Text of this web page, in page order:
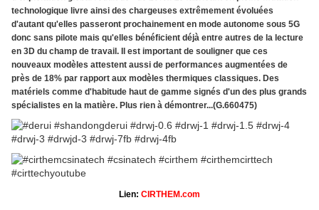
technologique livre ainsi des chargeuses extrêmement évoluées
d'autant qu'elles passeront prochainement en mode autonome sous 5G
donc sans pilote mais qu'elles bénéficient déjà entre autres de la lecture
en 3D du champ de travail. Il est important de souligner que ces
nouveaux modèles attestent aussi de performances augmentées de
près de 18% par rapport aux modèles thermiques classiques. Des
matériels comme d'habitude haut de gamme signés d'un des plus grands
spécialistes en la matière. Plus rien à démontrer...(G.660475)
Lien: CIRTHEM.com